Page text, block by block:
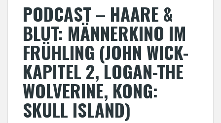
PODCAST – HAARE &
BLUT: MÄNNERKINO IM
FRÜHLING (JOHN WICK-
KAPITEL 2, LOGAN-THE
WOLVERINE, KONG:
SKULL ISLAND)